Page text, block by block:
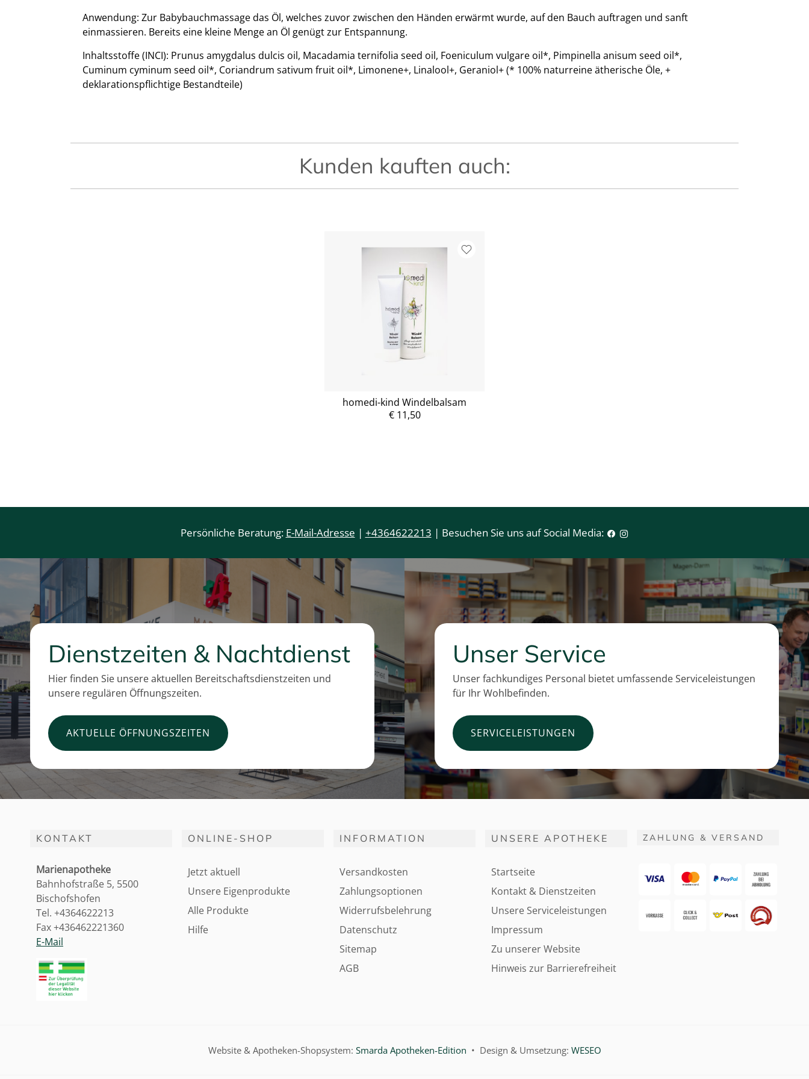
Anwendung: Zur Babybauchmassage das Öl, welches zuvor zwischen den Händen erwärmt wurde, auf den Bauch auftragen und sanft
einmassieren. Bereits eine kleine Menge an Öl genügt zur Entspannung.
Inhaltsstoffe (INCI): Prunus amygdalus dulcis oil, Macadamia ternifolia seed oil, Foeniculum vulgare oil*, Pimpinella anisum seed oil*,
Cuminum cyminum seed oil*, Coriandrum sativum fruit oil*, Limonene+, Linalool+, Geraniol+ (* 100% naturreine ätherische Öle, +
deklarationspflichtige Bestandteile)
Kunden kauften auch:
homedi-kind Windelbalsam
€ 11,50
Persönliche Beratung: E-Mail-Adresse | +4364622213 | Besuchen Sie uns auf Social Media:
Dienstzeiten & Nachtdienst
Hier finden Sie unsere aktuellen Bereitschaftsdienstzeiten und
unsere regulären Öffnungszeiten.
AKTUELLE ÖFFNUNGSZEITEN
Unser Service
Unser fachkundiges Personal bietet umfassende Serviceleistungen
für Ihr Wohlbefinden.
SERVICELEISTUNGEN
KONTAKT
Marienapotheke
Bahnhofstraße 5, 5500
Bischofshofen
Tel. +4364622213
Fax +436462221360
E-Mail
ONLINE-SHOP
Jetzt aktuell
Unsere Eigenprodukte
Alle Produkte
Hilfe
INFORMATION
Versandkosten
Zahlungsoptionen
Widerrufsbelehrung
Datenschutz
Sitemap
AGB
UNSERE APOTHEKE
Startseite
Kontakt & Dienstzeiten
Unsere Serviceleistungen
Impressum
Zu unserer Website
Hinweis zur Barrierefreiheit
ZAHLUNG & VERSAND
Website & Apotheken-Shopsystem: Smarda Apotheken-Edition • Design & Umsetzung: WESEO